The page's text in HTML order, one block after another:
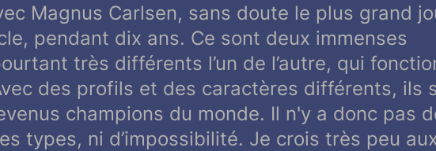
Magnus Carlsen, sans doute le plus grand
pendant dix ans. Ce sont deux immenses
très différents l’un de l’autre, qui
des profils et des caractères différents, ils
champions du monde. Il n'y a donc pas
types, ni d’impossibilité. Je crois très peu